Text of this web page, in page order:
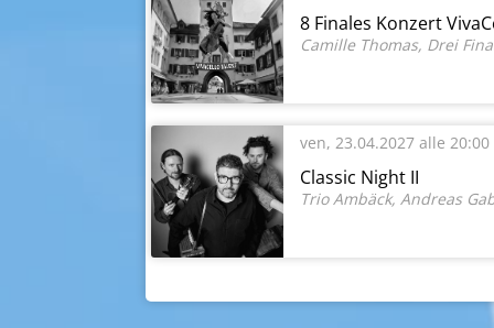
8 Finales Konzert
Camille Thomas, Drei
ven, 23.04.2027 alle 20:00
Classic Night II
Trio Ambäck, Andreas